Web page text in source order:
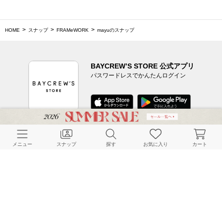
HOME スナップ FRAMeWORK mayuのスナップ
BAYCREW’S STORE 公式アプリ
パスワードレスでかんたんログイン
CUSTOMER SERVICE
メニュー スナップ 探す お気に入り カート